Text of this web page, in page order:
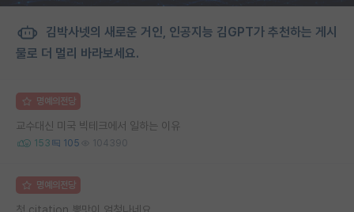
김박사넷의 새로운 거인, 인공지능 김GPT가 추천하는 게시
물로 더 멀리 바라보세요.
명예의전당
교수대신 미국 빅테크에서 일하는 이유
153 105 104390
명예의전당
첫 citation 뽕맛이 엄청나네요...